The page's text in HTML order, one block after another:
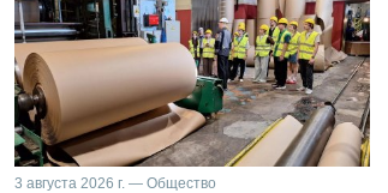
3 августа 2026 г. — Общество